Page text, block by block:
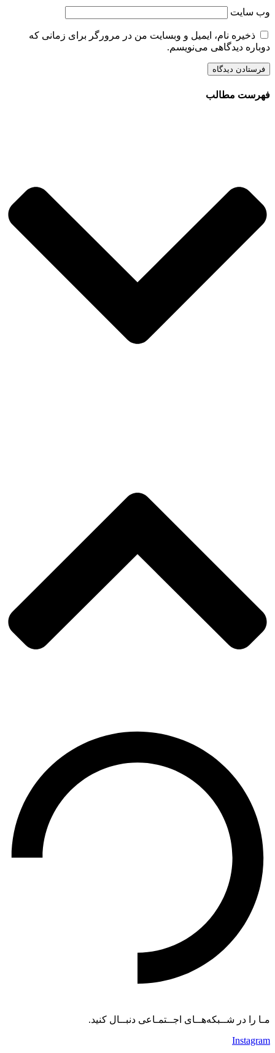
وب‌ سایت
ذخیره نام، ایمیل و وبسایت من در مرورگر برای زمانی که
دوباره دیدگاهی می‌نویسم.
فهرست مطالب
مـا را در شــبکه‌هــای اجــتمـاعی دنبــال کنید.
Instagram